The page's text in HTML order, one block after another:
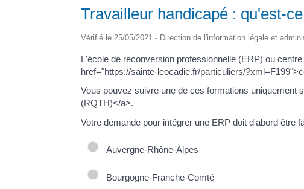
Travailleur handicapé : qu'est-
Vérifié le 25/05/2021 - Direction de l'information légale et
L'école de reconversion professionnelle (ERP) ou
href="https://sainte-leocadie.fr/particuliers/
Vous pouvez suivre une de ces formations uniquement
(RQTH)</a>.
Votre demande pour intégrer une ERP doit d'abord
Auvergne-Rhône-Alpes
Bourgogne-Franche-Comté